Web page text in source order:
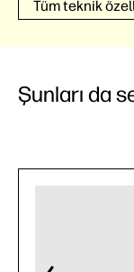
Tüm teknik
Şunları da